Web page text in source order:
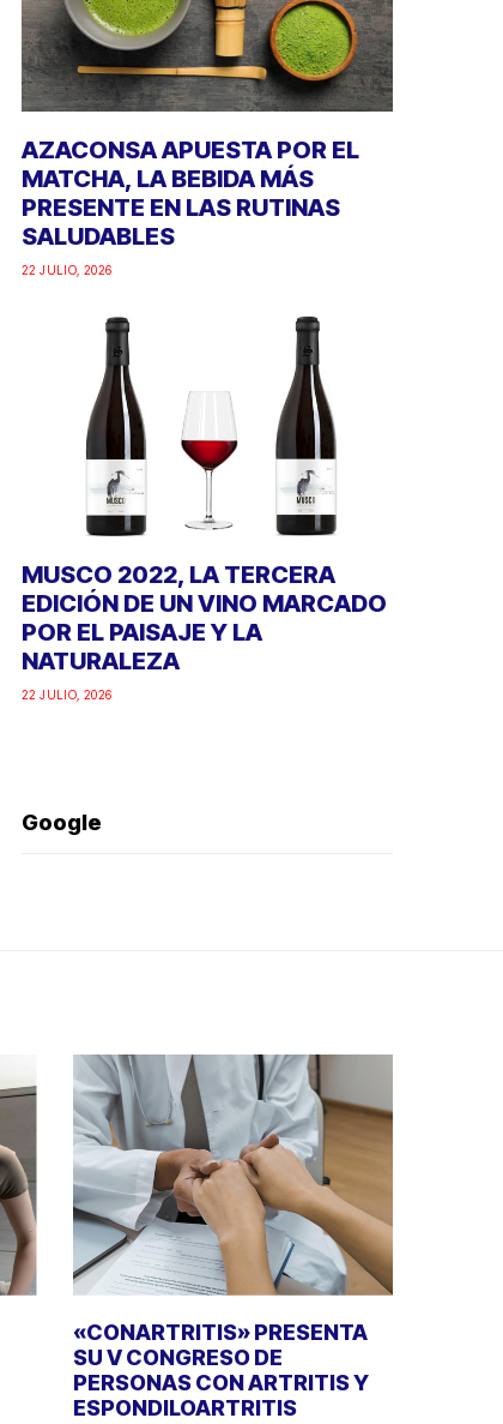
AZACONSA APUESTA POR EL
MATCHA, LA BEBIDA MÁS
PRESENTE EN LAS RUTINAS
SALUDABLES
22 JULIO, 2026
MUSCO 2022, LA TERCERA
EDICIÓN DE UN VINO MARCADO
POR EL PAISAJE Y LA
NATURALEZA
22 JULIO, 2026
Google
«CONARTRITIS» PRESENTA
SU V CONGRESO DE
PERSONAS CON ARTRITIS Y
ESPONDILOARTRITIS